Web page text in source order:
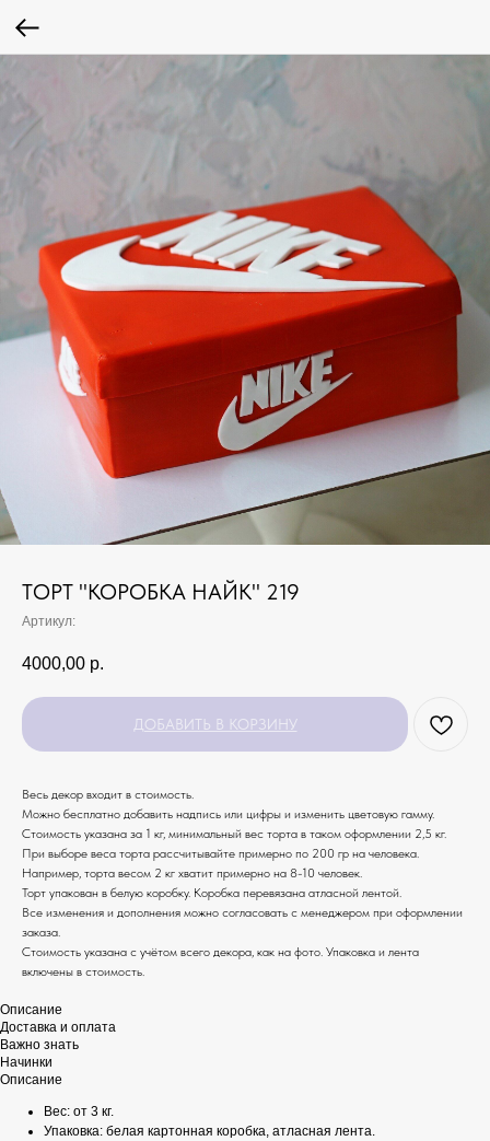
ТОРТ "КОРОБКА НАЙК" 219
Артикул:
4000,00 р.
ДОБАВИТЬ В КОРЗИНУ
Весь декор входит в стоимость.
Можно бесплатно добавить надпись или цифры и изменить цветовую гамму.
Стоимость указана за 1 кг, минимальный вес торта в таком оформлении 2,5 кг.
При выборе веса торта рассчитывайте примерно по 200 гр на человека.
Например, торта весом 2 кг хватит примерно на 8-10 человек.
Торт упакован в белую коробку. Коробка перевязана атласной лентой.
Все изменения и дополнения можно согласовать с менеджером при оформлении
заказа.
Стоимость указана с учётом всего декора, как на фото. Упаковка и лента
включены в стоимость.
Описание
Доставка и оплата
Важно знать
Начинки
Описание
Вес: от 3 кг.
Упаковка: белая картонная коробка, атласная лента.